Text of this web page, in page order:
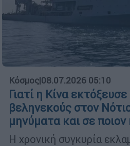
Κόσμος|08.07.2026 05:10
Γιατί η Κίνα
βεληνεκούς στον
μηνύματα και σε ποιον
Η χρονική συγκυρία